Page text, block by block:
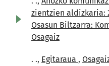
zientzien aldizkaria:
Osasun Biltzarra:
Osagaiz
. ., Egitaraua ,